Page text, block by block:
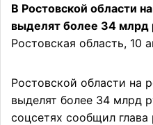
В Ростовской области
выделят более 34 млрд
Ростовская область, 10
Ростовской области на
выделят более 34 млрд
соцсетях сообщил